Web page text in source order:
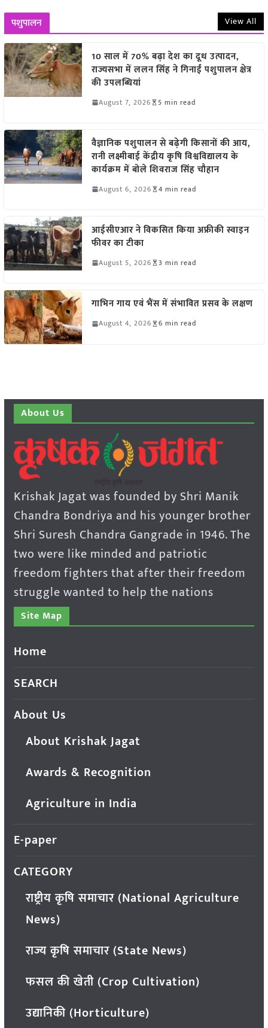
पशुपालन View All
10 साल में 70% बढ़ा देश का दूध उत्पादन,
राज्यसभा में ललन सिंह ने गिनाईं पशुपालन क्षेत्र
की उपलब्धियां
August 7, 2026 5 min read
वैज्ञानिक पशुपालन से बढ़ेगी किसानों की आय,
रानी लक्ष्मीबाई केंद्रीय कृषि विश्वविद्यालय के
कार्यक्रम में बोले शिवराज सिंह चौहान
August 6, 2026 4 min read
आईसीएआर ने विकसित किया अफ्रीकी स्वाइन
फीवर का टीका
August 5, 2026 3 min read
गाभिन गाय एवं भैंस में संभावित प्रसव के लक्षण
August 4, 2026 6 min read
About Us
Krishak Jagat was founded by Shri Manik
Chandra Bondriya and his younger brother
Shri Suresh Chandra Gangrade in 1946. The
two were like minded and patriotic
freedom fighters that after their freedom
struggle wanted to help the nations
Site Map
Home
SEARCH
About Us
About Krishak Jagat
Awards & Recognition
Agriculture in India
E-paper
CATEGORY
राष्ट्रीय कृषि समाचार (National Agriculture
News)
राज्य कृषि समाचार (State News)
फसल की खेती (Crop Cultivation)
उद्यानिकी (Horticulture)